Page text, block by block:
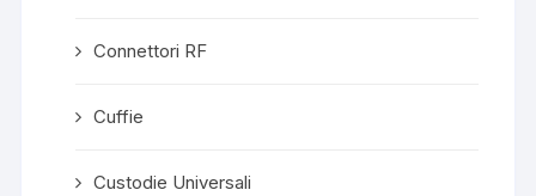
Connettori RF
Cuffie
Custodie Universali